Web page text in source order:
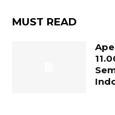
MUST READ